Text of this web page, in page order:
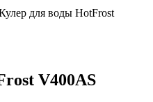
для воды HotFrost
V400AS